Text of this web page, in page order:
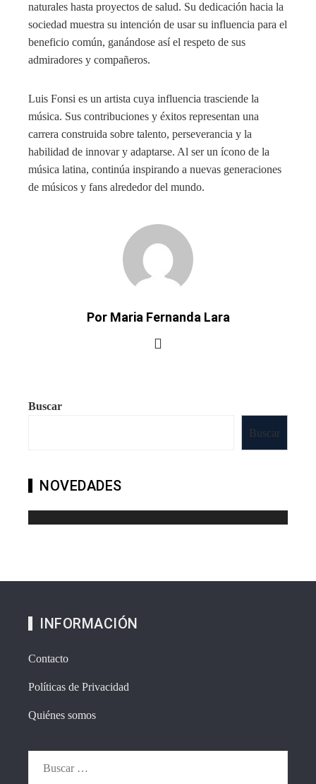
naturales hasta proyectos de salud. Su dedicación hacia la
sociedad muestra su intención de usar su influencia para el
beneficio común, ganándose así el respeto de sus
admiradores y compañeros.
Luis Fonsi es un artista cuya influencia trasciende la
música. Sus contribuciones y éxitos representan una
carrera construida sobre talento, perseverancia y la
habilidad de innovar y adaptarse. Al ser un ícono de la
música latina, continúa inspirando a nuevas generaciones
de músicos y fans alrededor del mundo.
Por Maria Fernanda Lara
Buscar
Buscar
NOVEDADES
INFORMACIÓN
Contacto
Políticas de Privacidad
Quiénes somos